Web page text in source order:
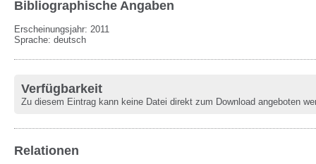
Bibliographische Angaben
Erscheinungsjahr: 2011
Sprache: deutsch
Verfügbarkeit
Zu diesem Eintrag kann keine Datei direkt zum Download angeboten
Relationen